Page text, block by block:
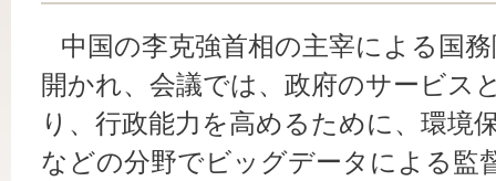
中国の李克強首相の主宰による国
開かれ、会議では、政府のサービス
り、行政能力を高めるために、環境
などの分野でビッグデータによる監